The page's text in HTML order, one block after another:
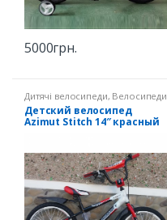
5000грн.
Дитячі велосипеди, Велосипеди
14" зріст 90-107 см
Детский велосипед
Azimut Stitch 14″ красный